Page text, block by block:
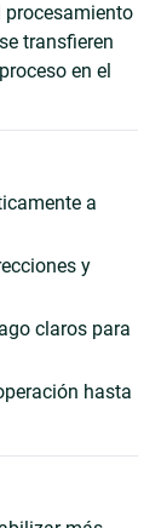
procesamiento
transfieren
en el
a
y
claros para
hasta